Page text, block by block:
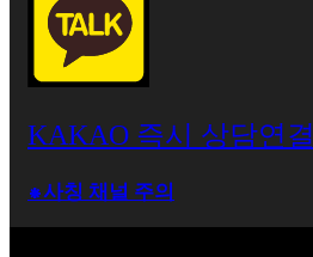
KAKAO 즉시 상담연결
⁕사칭 채널 주의